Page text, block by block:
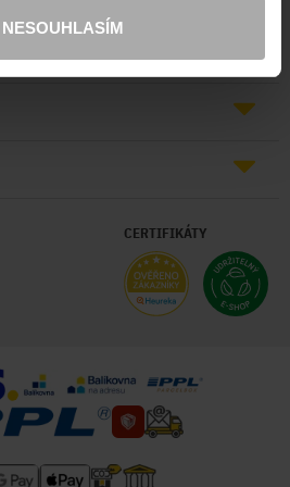
NESOUHLASÍM
CERTIFIKÁTY